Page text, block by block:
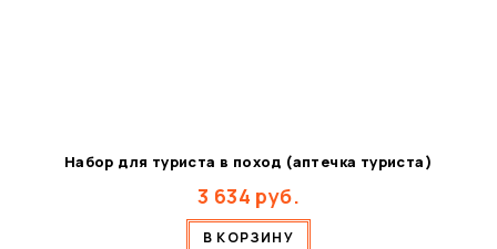
Набор для туриста в поход (аптечка туриста)
3 634 руб.
В КОРЗИНУ